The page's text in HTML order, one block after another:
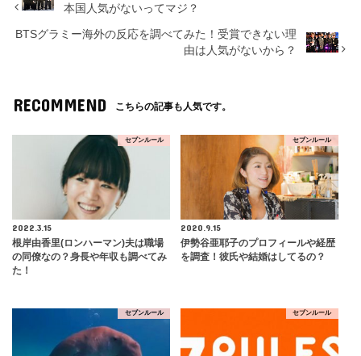
本国人気がないってマジ？
BTSグラミー海外の反応を調べてみた！受賞できない理
由は人気がないから？
RECOMMEND こちらの記事も人気です。
セブンルール
2022.3.15
根岸由香里(ロンハーマン)夫は職場
の同僚なの？身長や年収も調べてみ
た！
セブンルール
2020.9.15
伊勢谷亜耶子のプロフィールや経歴
を調査！彼氏や結婚はしてるの？
セブンルール セブンルール